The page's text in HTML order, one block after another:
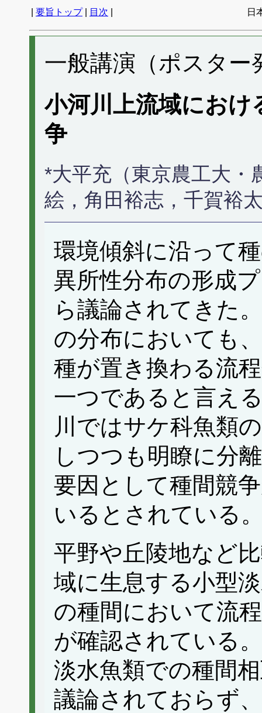
要旨トップ| 目次 日
一般講演（ポスター
小河川上流域におけ
争
*大平充（東京農工大・
絵，角田裕志，千賀裕
環境傾斜に沿って
異所性分布の形成
ら議論されてきた
の分布においても
種が置き換わる流
一つであると言え
川ではサケ科魚類
しつつも明瞭に分
要因として種間競
いるとされている
平野や丘陵地など
域に生息する小型
の種間において流
が確認されている
淡水魚類での種間
議論されておらず